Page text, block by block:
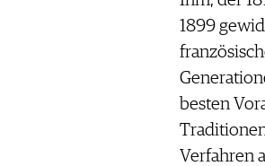
1899
besten
Verfahren